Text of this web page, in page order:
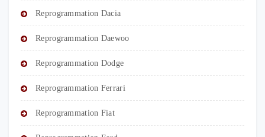
Reprogrammation Dacia
Reprogrammation Daewoo
Reprogrammation Dodge
Reprogrammation Ferrari
Reprogrammation Fiat